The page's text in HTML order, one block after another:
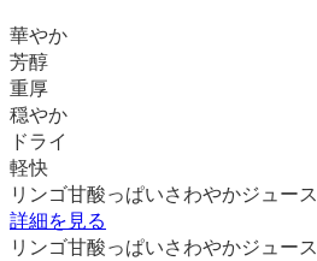
華やか
芳醇
重厚
穏やか
ドライ
軽快
リンゴ甘酸っぱいさわやかジュース
詳細を見る
リンゴ甘酸っぱいさわやかジュース